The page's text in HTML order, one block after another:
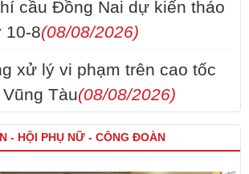
cầu Đồng Nai dự kiến tháo
10-8(08/08/2026)
xử lý vi phạm trên cao tốc
Tàu(08/08/2026)
- HỘI PHỤ NỮ - CÔNG ĐOÀN